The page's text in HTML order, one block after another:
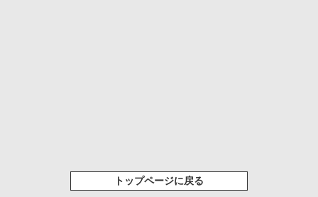
トップページに戻る